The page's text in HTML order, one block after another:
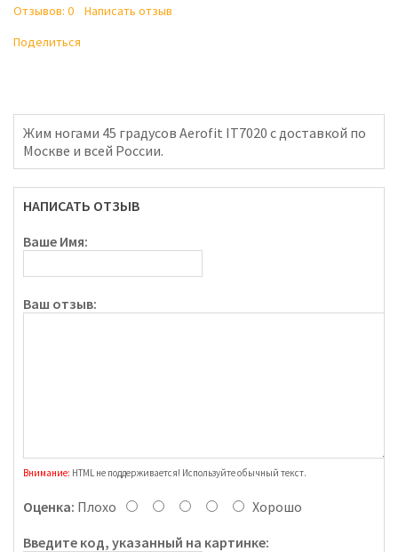
Отзывов: 0
Написать отзыв
Поделиться
Жим ногами 45 градусов Aerofit IT7020 с доставкой по
Москве и всей России.
НАПИСАТЬ ОТЗЫВ
Ваше Имя:
Ваш отзыв:
Внимание: HTML не поддерживается! Используйте обычный текст.
Оценка: Плохо
Хорошо
Введите код, указанный на картинке: